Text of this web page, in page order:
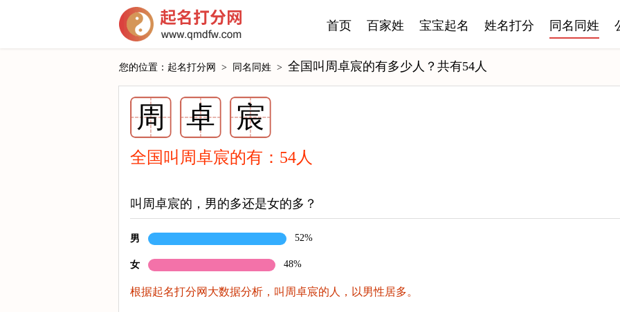
首页 百家姓 宝宝起名 姓名打分 同名同姓
您的位置： 起名打分网 > 同名同姓 > 全国叫周卓宸的有多少人？共有54人
周 卓 宸
全国叫周卓宸的有： 54人
叫周卓宸的，男的多还是女的多？
男 52%
女 48%
根据起名打分网大数据分析，叫周卓宸的人，以男性居多。